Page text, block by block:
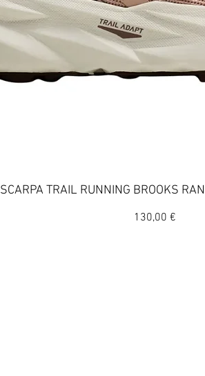
Vista rapida
SCARPA TRAIL RUNNING BROOKS
Prezzo
130,00 €